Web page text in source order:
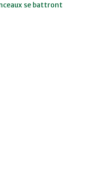
se battront